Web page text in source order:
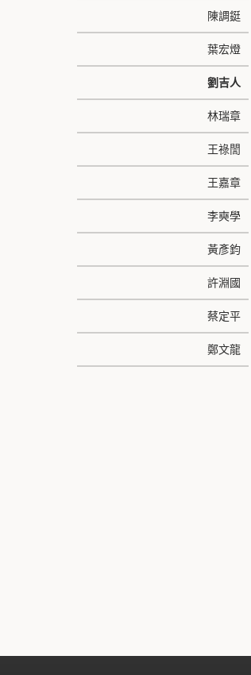
陳調鋌
葉宏燈
劉吉人
林瑞章
王祿誾
王嘉章
李奭學
黃彥鈞
許淵國
蔡定平
鄭文龍